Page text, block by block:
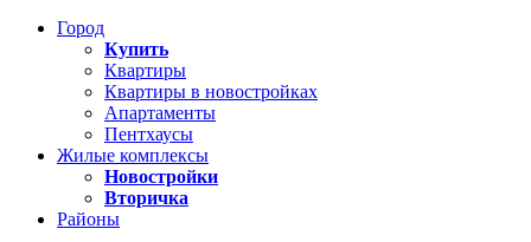
Город
Купить
Квартиры
Квартиры в новостройках
Апартаменты
Пентхаусы
Жилые комплексы
Новостройки
Вторичка
Районы